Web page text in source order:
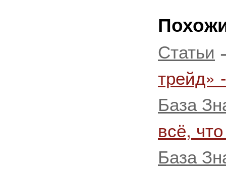
Статьи
трейд»
База
всё,
База